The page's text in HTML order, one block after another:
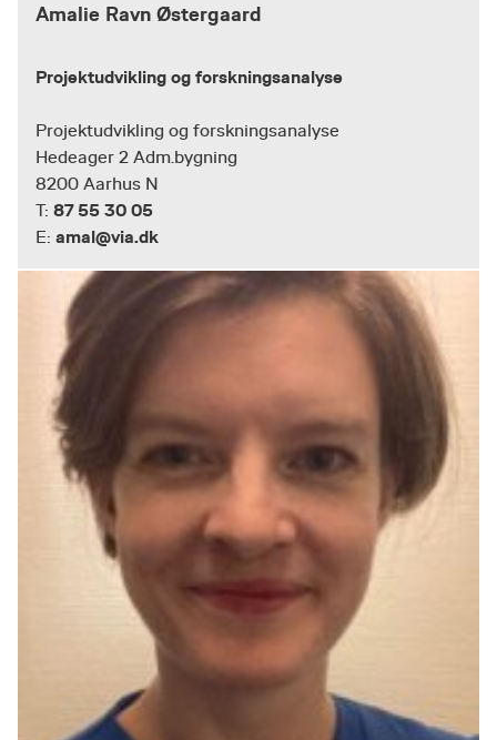
Amalie Ravn Østergaard
Projektudvikling og forskningsanalyse
Projektudvikling og forskningsanalyse
Hedeager 2 Adm.bygning
8200 Aarhus N
T: 87 55 30 05
E: amal@via.dk